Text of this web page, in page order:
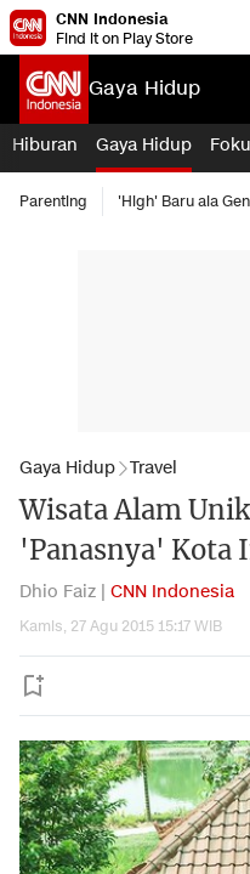
CNN Indonesia
Find it on Play Store
Gaya Hidup
Hiburan Gaya Hidup
Parenting 'High' Baru ala
Gaya Hidup Travel
Wisata Alam
'Panasnya' Kota
Dhio Faiz | CNN Indonesia
Kamis, 27 Agu 2015 15:17 WIB